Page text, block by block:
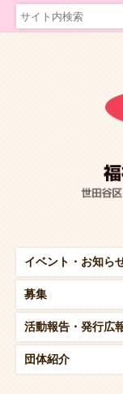
イベント・ お知ら
募集
活動報告・ 発行広
団体紹介